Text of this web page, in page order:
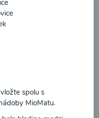
spolu s
MioMatu.
osobných